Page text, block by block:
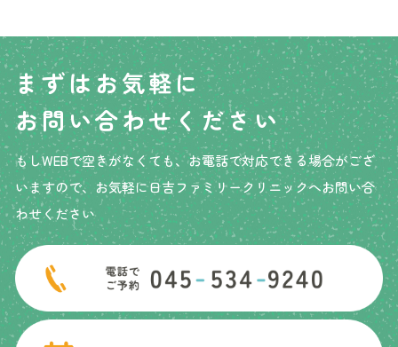
まずはお気軽に
お問い合わせください
もしWEBで空きがなくても、お電話で対応できる場合がござ
いますので、お気軽に日吉ファミリークリニックへお問い合
わせください